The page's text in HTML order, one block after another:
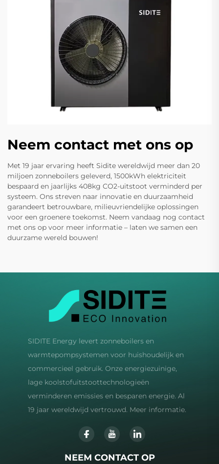
Neem contact met ons op
Met 19 jaar ervaring heeft Sidite wereldwijd meer dan 20
miljoen zonneboilers geleverd, 1500kWh elektriciteit
bespaard en jaarlijks 408kg CO2-uitstoot verminderd per
systeem. Ons streven naar innovatie en duurzaamheid
garandeert betrouwbare, milieuvriendelijke oplossingen
voor een groenere toekomst. Neem vandaag nog contact
met ons op voor meer informatie – laten we samen een
duurzame wereld bouwen!
SIDITE Energy levert zonneboilers en
warmtepompsystemen voor huishoudelijk en
commercieel gebruik. Onze energiezuinige,
lage koolstofuitstoottechnologieën
verminderen emissies en besparen energie. Al
19 jaar wereldwijd vertrouwd. Meer informatie.
NEEM CONTACT OP